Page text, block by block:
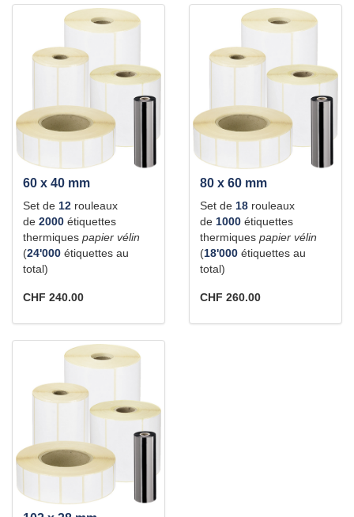
60 x 40 mm
Set de 12 rouleaux
de 2000 étiquettes
thermiques papier vélin
(24'000 étiquettes au
total)
CHF 240.00
80 x 60 mm
Set de 18 rouleaux
de 1000 étiquettes
thermiques papier vélin
(18'000 étiquettes au
total)
CHF 260.00